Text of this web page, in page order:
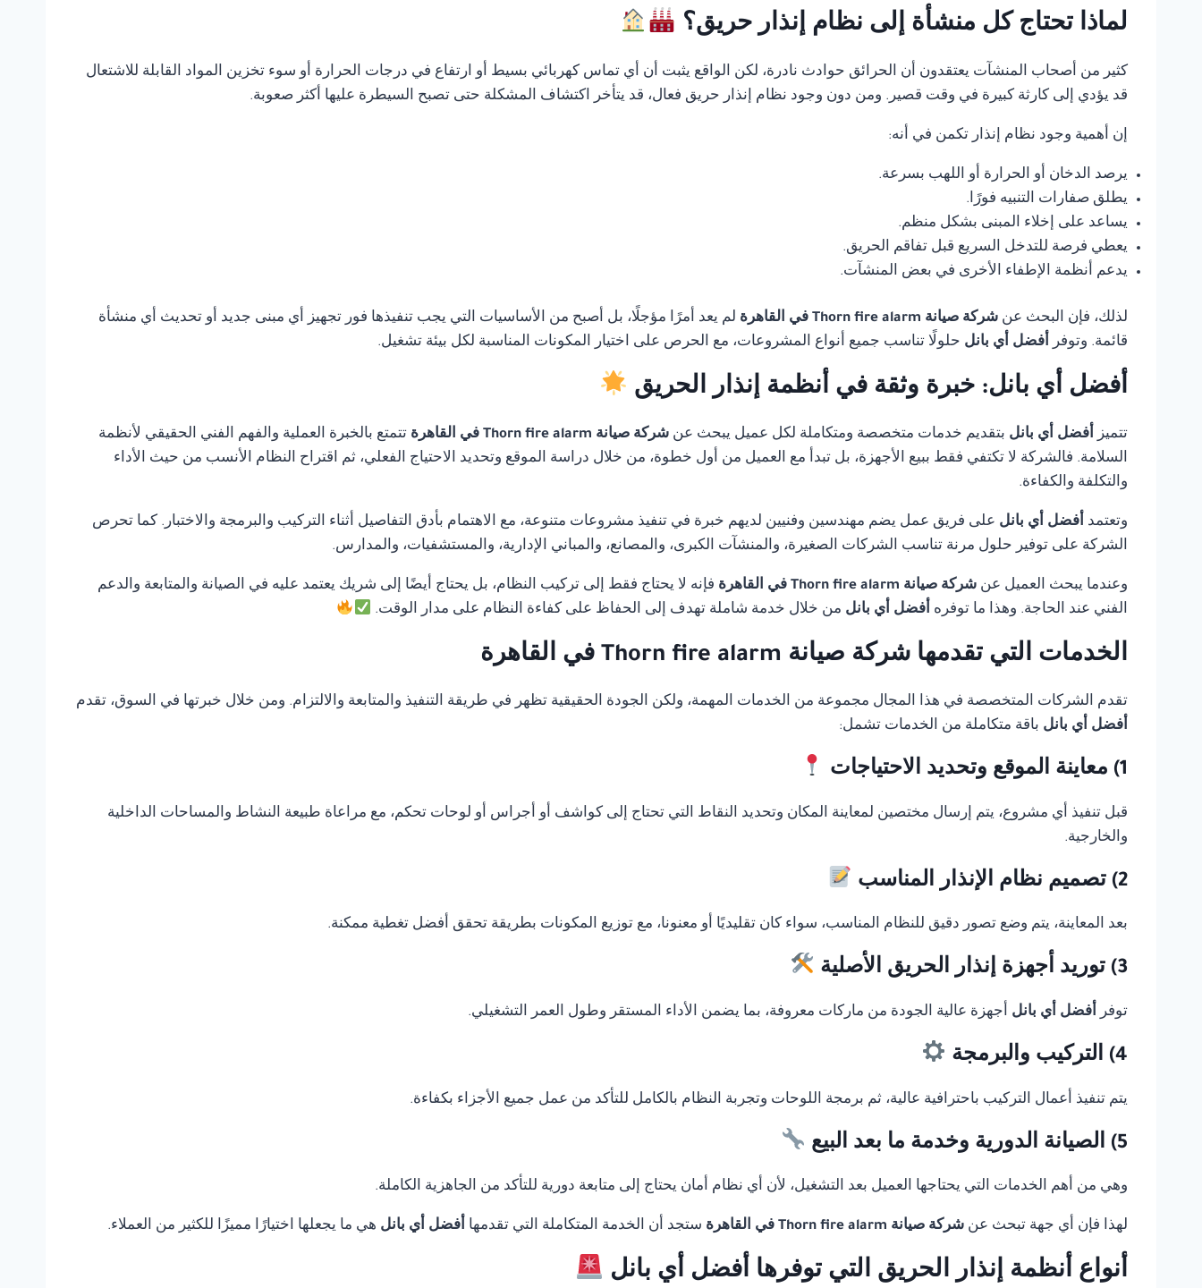
لماذا تحتاج كل منشأة إلى نظام إنذار حريق؟
كثير من أصحاب المنشآت يعتقدون أن الحرائق حوادث نادرة، لكن الواقع يثبت أن أي تماس كهربائي بسيط أو ارتفاع في درجات الحرارة أو سوء تخزين المواد القابلة للاشتعال
قد يؤدي إلى كارثة كبيرة في وقت قصير. ومن دون وجود نظام إنذار حريق فعال، قد يتأخر اكتشاف المشكلة حتى تصبح السيطرة عليها أكثر صعوبة.
إن أهمية وجود نظام إنذار تكمن في أنه:
يرصد الدخان أو الحرارة أو اللهب بسرعة.
يطلق صفارات التنبيه فورًا.
يساعد على إخلاء المبنى بشكل منظم.
يعطي فرصة للتدخل السريع قبل تفاقم الحريق.
يدعم أنظمة الإطفاء الأخرى في بعض المنشآت.
لذلك، فإن البحث عن شركة صيانة Thorn fire alarm في القاهرة
لم يعد أمرًا مؤجلًا، بل أصبح من الأساسيات التي يجب تنفيذها فور تجهيز أي مبنى جديد أو تحديث أي منشأة
قائمة. وتوفر أفضل أي بانل حلولًا تناسب جميع أنواع المشروعات، مع الحرص على اختيار المكونات المناسبة لكل بيئة تشغيل.
أفضل أي بانل: خبرة وثقة في أنظمة إنذار الحريق
تتميز أفضل أي بانل بتقديم خدمات متخصصة ومتكاملة لكل عميل يبحث عن شركة صيانة Thorn fire alarm في القاهرة
تتمتع بالخبرة العملية والفهم الفني الحقيقي لأنظمة
السلامة. فالشركة لا تكتفي فقط ببيع الأجهزة، بل تبدأ مع العميل من أول خطوة، من خلال دراسة الموقع وتحديد الاحتياج الفعلي، ثم اقتراح النظام الأنسب من حيث الأداء
والتكلفة والكفاءة.
وتعتمد أفضل أي بانل على فريق عمل يضم مهندسين وفنيين لديهم خبرة في تنفيذ مشروعات متنوعة، مع الاهتمام بأدق التفاصيل أثناء التركيب والبرمجة والاختبار. كما تحرص
الشركة على توفير حلول مرنة تناسب الشركات الصغيرة، والمنشآت الكبرى، والمصانع، والمباني الإدارية، والمستشفيات، والمدارس.
وعندما يبحث العميل عن شركة صيانة Thorn fire alarm في القاهرة
فإنه لا يحتاج فقط إلى تركيب النظام، بل يحتاج أيضًا إلى شريك يعتمد عليه في الصيانة والمتابعة والدعم
الفني عند الحاجة. وهذا ما توفره أفضل أي بانل من خلال خدمة شاملة تهدف إلى الحفاظ على كفاءة النظام على مدار الوقت.
الخدمات التي تقدمها شركة صيانة Thorn fire alarm في القاهرة
تقدم الشركات المتخصصة في هذا المجال مجموعة من الخدمات المهمة، ولكن الجودة الحقيقية تظهر في طريقة التنفيذ والمتابعة والالتزام. ومن خلال خبرتها في السوق، تقدم
أفضل أي بانل باقة متكاملة من الخدمات تشمل:
1) معاينة الموقع وتحديد الاحتياجات
قبل تنفيذ أي مشروع، يتم إرسال مختصين لمعاينة المكان وتحديد النقاط التي تحتاج إلى كواشف أو أجراس أو لوحات تحكم، مع مراعاة طبيعة النشاط والمساحات الداخلية
والخارجية.
2) تصميم نظام الإنذار المناسب
بعد المعاينة، يتم وضع تصور دقيق للنظام المناسب، سواء كان تقليديًا أو معنونا، مع توزيع المكونات بطريقة تحقق أفضل تغطية ممكنة.
3) توريد أجهزة إنذار الحريق الأصلية
توفر أفضل أي بانل أجهزة عالية الجودة من ماركات معروفة، بما يضمن الأداء المستقر وطول العمر التشغيلي.
4) التركيب والبرمجة
يتم تنفيذ أعمال التركيب باحترافية عالية، ثم برمجة اللوحات وتجربة النظام بالكامل للتأكد من عمل جميع الأجزاء بكفاءة.
5) الصيانة الدورية وخدمة ما بعد البيع
وهي من أهم الخدمات التي يحتاجها العميل بعد التشغيل، لأن أي نظام أمان يحتاج إلى متابعة دورية للتأكد من الجاهزية الكاملة.
لهذا فإن أي جهة تبحث عن شركة صيانة Thorn fire alarm في القاهرة ستجد أن الخدمة المتكاملة التي تقدمها أفضل أي بانل هي ما يجعلها اختيارًا مميزًا للكثير من العملاء.
أنواع أنظمة إنذار الحريق التي توفرها أفضل أي بانل